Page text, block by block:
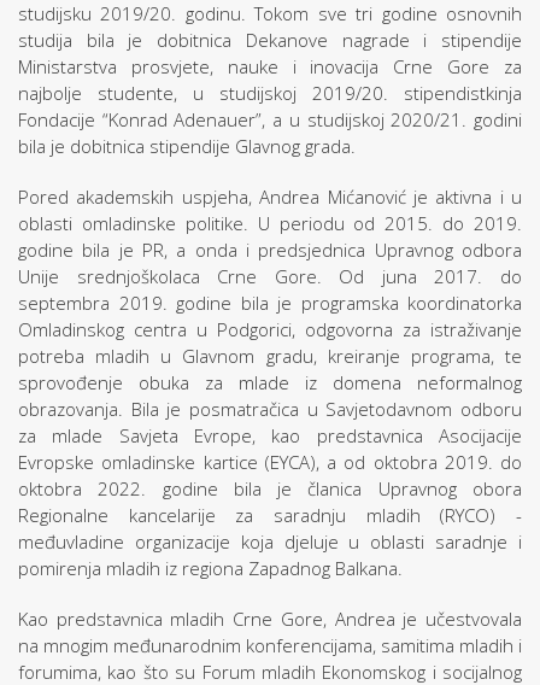
studijsku 2019/20. godinu. Tokom sve tri godine osnovnih
studija bila je dobitnica Dekanove nagrade i stipendije
Ministarstva prosvjete, nauke i inovacija Crne Gore za
najbolje studente, u studijskoj 2019/20. stipendistkinja
Fondacije “Konrad Adenauer”, a u studijskoj 2020/21. godini
bila je dobitnica stipendije Glavnog grada.
Pored akademskih uspjeha, Andrea Mićanović je aktivna i u
oblasti omladinske politike. U periodu od 2015. do 2019.
godine bila je PR, a onda i predsjednica Upravnog odbora
Unije srednjoškolaca Crne Gore. Od juna 2017. do
septembra 2019. godine bila je programska koordinatorka
Omladinskog centra u Podgorici, odgovorna za istraživanje
potreba mladih u Glavnom gradu, kreiranje programa, te
sprovođenje obuka za mlade iz domena neformalnog
obrazovanja. Bila je posmatračica u Savjetodavnom odboru
za mlade Savjeta Evrope, kao predstavnica Asocijacije
Evropske omladinske kartice (EYCA), a od oktobra 2019. do
oktobra 2022. godine bila je članica Upravnog obora
Regionalne kancelarije za saradnju mladih (RYCO) -
međuvladine organizacije koja djeluje u oblasti saradnje i
pomirenja mladih iz regiona Zapadnog Balkana.
Kao predstavnica mladih Crne Gore, Andrea je učestvovala
na mnogim međunarodnim konferencijama, samitima mladih i
forumima, kao što su Forum mladih Ekonomskog i socijalnog